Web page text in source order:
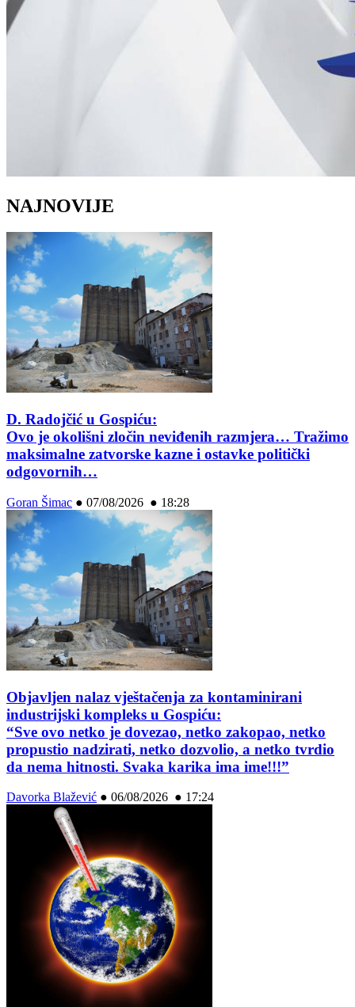
NAJNOVIJE
D. Radojčić u Gospiću:
Ovo je okolišni zločin neviđenih razmjera… Tražimo
maksimalne zatvorske kazne i ostavke politički
odgovornih…
Goran Šimac ● 07/08/2026 ● 18:28
Objavljen nalaz vještačenja za kontaminirani
industrijski kompleks u Gospiću:
“Sve ovo netko je dovezao, netko zakopao, netko
propustio nadzirati, netko dozvolio, a netko tvrdio
da nema hitnosti. Svaka karika ima ime!!!”
Davorka Blažević ● 06/08/2026 ● 17:24